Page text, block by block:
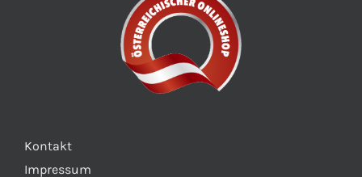
Kontakt
Impressum